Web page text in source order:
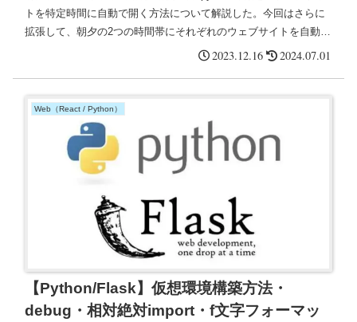
トを特定時間に自動で開く方法について解説した。今回はさらに
拡張して、朝夕の2つの時間帯にそれぞれのウェブサイトを自動的
に開くようにする。朝起きてPCを起動した時には、すでに朝のウ
2023.12.16 2024.07.01
Web（React / Python）
【Python/Flask】仮想環境構築方法・
debug・相対絶対import・f文字フォーマッ